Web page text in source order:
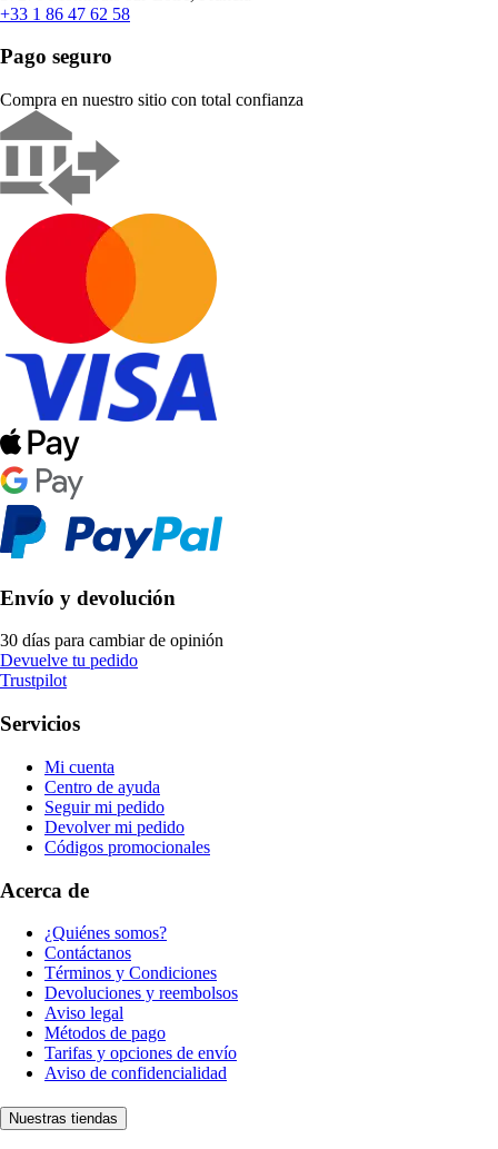
+33 1 86 47 62 58
Pago seguro
Compra en nuestro sitio con total confianza
Envío y devolución
30 días para cambiar de opinión
Devuelve tu pedido
Trustpilot
Servicios
Mi cuenta
Centro de ayuda
Seguir mi pedido
Devolver mi pedido
Códigos promocionales
Acerca de
¿Quiénes somos?
Contáctanos
Términos y Condiciones
Devoluciones y reembolsos
Aviso legal
Métodos de pago
Tarifas y opciones de envío
Aviso de confidencialidad
Nuestras tiendas